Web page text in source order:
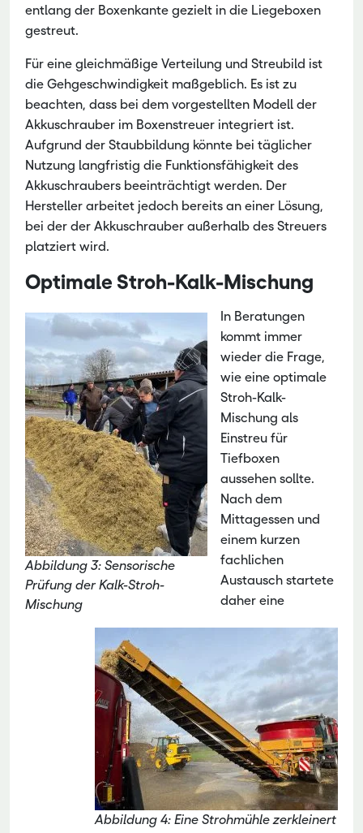
entlang der Boxenkante gezielt in die Liegeboxen
gestreut.
Für eine gleichmäßige Verteilung und Streubild ist
die Gehgeschwindigkeit maßgeblich. Es ist zu
beachten, dass bei dem vorgestellten Modell der
Akkuschrauber im Boxenstreuer integriert ist.
Aufgrund der Staubbildung könnte bei täglicher
Nutzung langfristig die Funktionsfähigkeit des
Akkuschraubers beeinträchtigt werden. Der
Hersteller arbeitet jedoch bereits an einer Lösung,
bei der der Akkuschrauber außerhalb des Streuers
platziert wird.
Optimale Stroh-Kalk-Mischung
Abbildung 3: Sensorische
Prüfung der Kalk-Stroh-
Mischung
Abbildung 4: Eine Strohmühle zerkleinert
In Beratungen
kommt immer
wieder die Frage,
wie eine optimale
Stroh-Kalk-
Mischung als
Einstreu für
Tiefboxen
aussehen sollte.
Nach dem
Mittagessen und
einem kurzen
fachlichen
Austausch startete
daher eine